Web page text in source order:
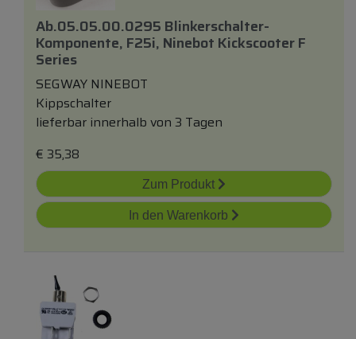
Ab.05.05.00.0295 Blinkerschalter-
Komponente, F25i, Ninebot Kickscooter F
Series
SEGWAY NINEBOT
Kippschalter
lieferbar innerhalb von 3 Tagen
€ 35,38
Zum Produkt
In den Warenkorb